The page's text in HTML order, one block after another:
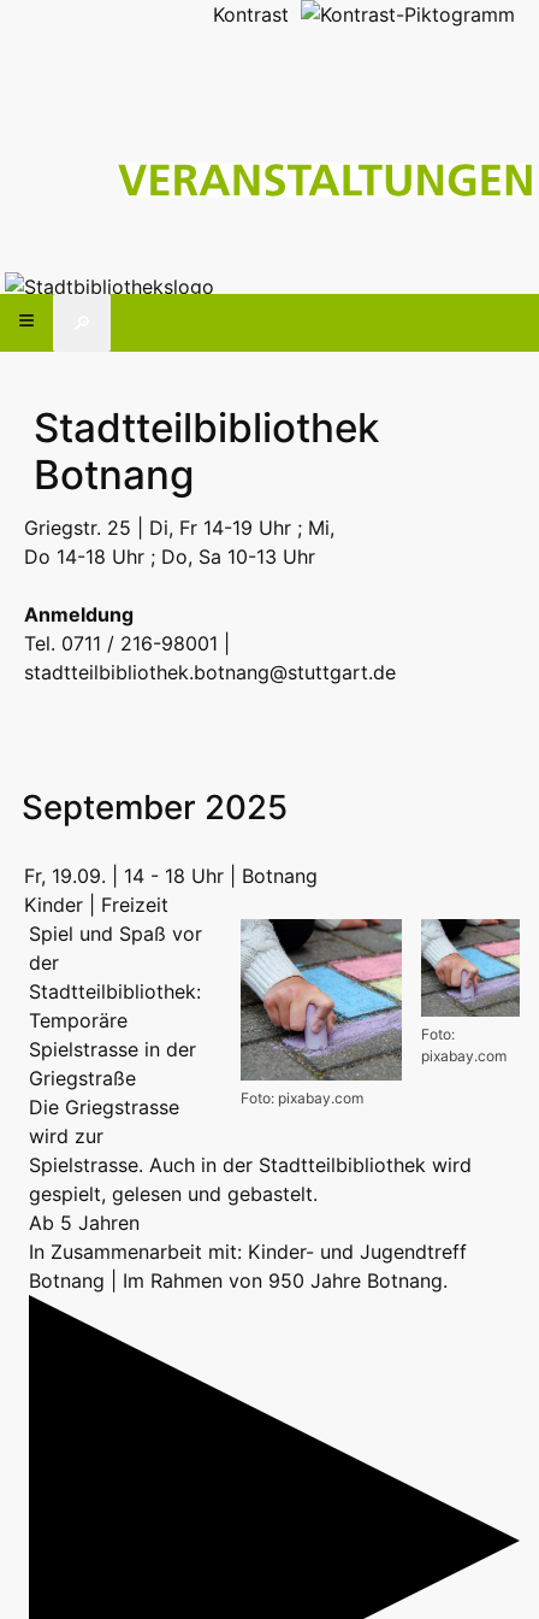
Kontrast
Stadtteilbibliothek
Botnang
Griegstr. 25 | Di, Fr 14-19 Uhr ; Mi,
Do 14-18 Uhr ; Do, Sa 10-13 Uhr
Anmeldung
Tel. 0711 / 216-98001 |
stadtteilbibliothek.botnang@stuttgart.de
September 2025
Fr, 19.09. | 14 - 18 Uhr | Botnang
Kinder | Freizeit
Foto:
pixabay.com
Foto: pixabay.com
Spiel und Spaß vor
der
Stadtteilbibliothek:
Temporäre
Spielstrasse in der
Griegstraße
Die Griegstrasse
wird zur
Spielstrasse. Auch in der Stadtteilbibliothek wird
gespielt, gelesen und gebastelt.
Ab 5 Jahren
In Zusammenarbeit mit: Kinder- und Jugendtreff
Botnang | Im Rahmen von 950 Jahre Botnang.